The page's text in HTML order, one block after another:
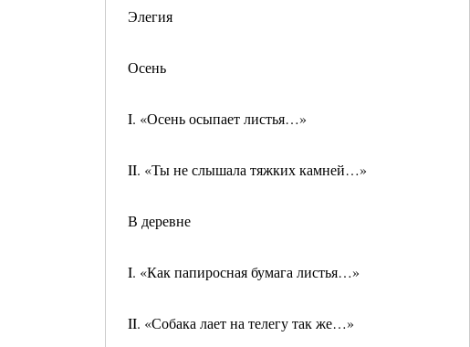
Элегия
Осень
I. «Осень осыпает листья…»
II. «Ты не слышала тяжких камней…»
В деревне
I. «Как папиросная бумага листья…»
II. «Собака лает на телегу так же…»